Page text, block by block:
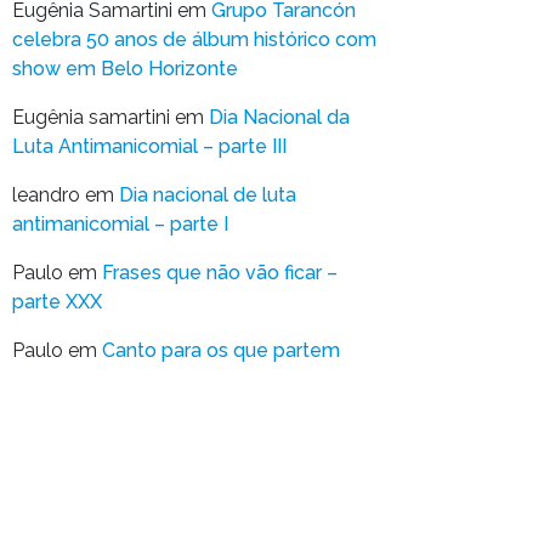
Eugênia Samartini em Grupo Tarancón
celebra 50 anos de álbum histórico com
show em Belo Horizonte
Eugênia samartini em Dia Nacional da
Luta Antimanicomial – parte III
leandro em Dia nacional de luta
antimanicomial – parte I
Paulo em Frases que não vão ficar –
parte XXX
Paulo em Canto para os que partem